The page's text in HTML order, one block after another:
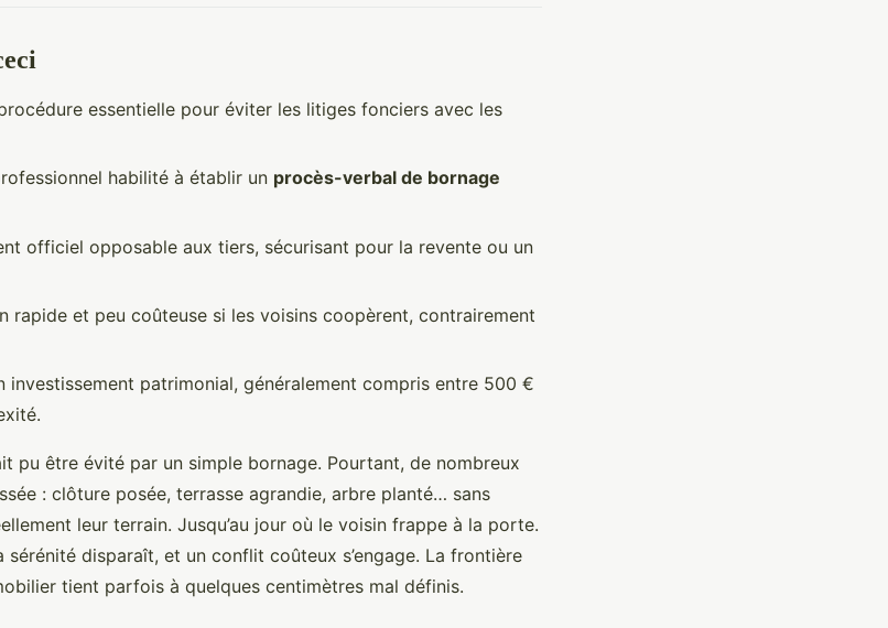
essentielle pour éviter les litiges fonciers avec les
habilité à établir un procès-verbal de bornage
officiel opposable aux tiers, sécurisant pour la revente ou un
rapide et peu coûteuse si les voisins coopèrent, contrairement
investissement patrimonial, généralement compris entre 500 €
pu être évité par un simple bornage. Pourtant, de nombreux
: clôture posée, terrasse agrandie, arbre planté… sans
leur terrain. Jusqu’au jour où le voisin frappe à la porte.
sérénité disparaît, et un conflit coûteux s’engage. La frontière
tient parfois à quelques centimètres mal définis.